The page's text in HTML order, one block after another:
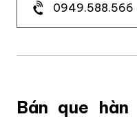
0949.588.566
Bán que